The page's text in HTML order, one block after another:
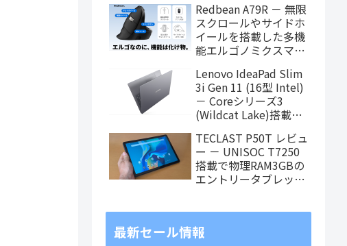
エイティブも快適にこ
なせます
Redbean A79R － 無限
スクロールやサイドホ
イールを搭載した多機
能エルゴノミクスマウ
ィング中
Lenovo IdeaPad Slim
3i Gen 11 (16型 Intel)
－ Coreシリーズ3
(Wildcat Lake)搭載の
ノート
TECLAST P50T レビュ
ー － UNISOC T7250
搭載で物理RAM3GBの
エントリータブレッ
最新セール情報